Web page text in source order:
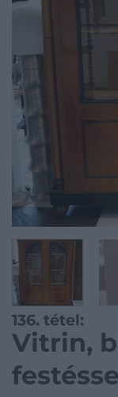
136. tétel:
Vitrin,